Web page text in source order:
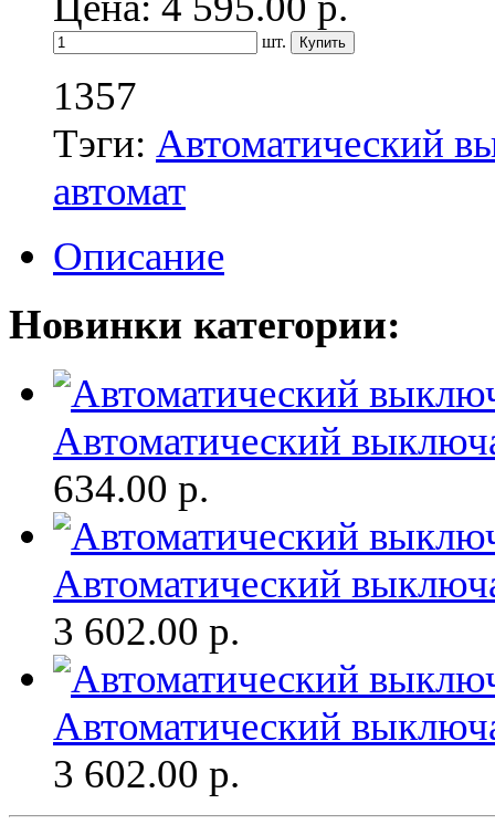
шт.
1357
Тэги: Автоматический
автомат
Описание
Новинки категории:
Автоматический
634.00 р.
Автоматический
3 602.00 р.
Автоматический
3 602.00 р.